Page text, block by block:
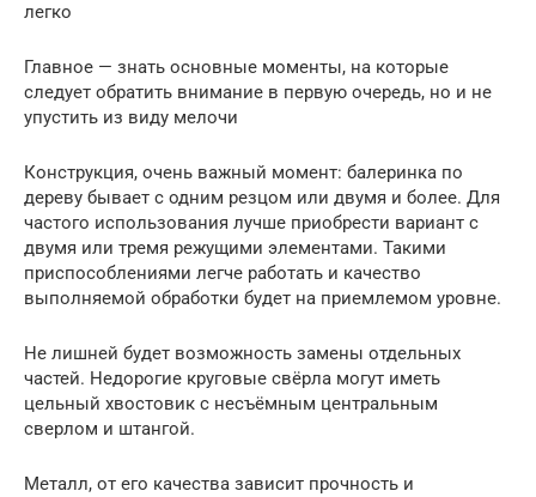
легко
Главное — знать основные моменты, на которые
следует обратить внимание в первую очередь, но и не
упустить из виду мелочи
Конструкция, очень важный момент: балеринка по
дереву бывает с одним резцом или двумя и более. Для
частого использования лучше приобрести вариант с
двумя или тремя режущими элементами. Такими
приспособлениями легче работать и качество
выполняемой обработки будет на приемлемом уровне.
Не лишней будет возможность замены отдельных
частей. Недорогие круговые свёрла могут иметь
цельный хвостовик с несъёмным центральным
сверлом и штангой.
Металл, от его качества зависит прочность и